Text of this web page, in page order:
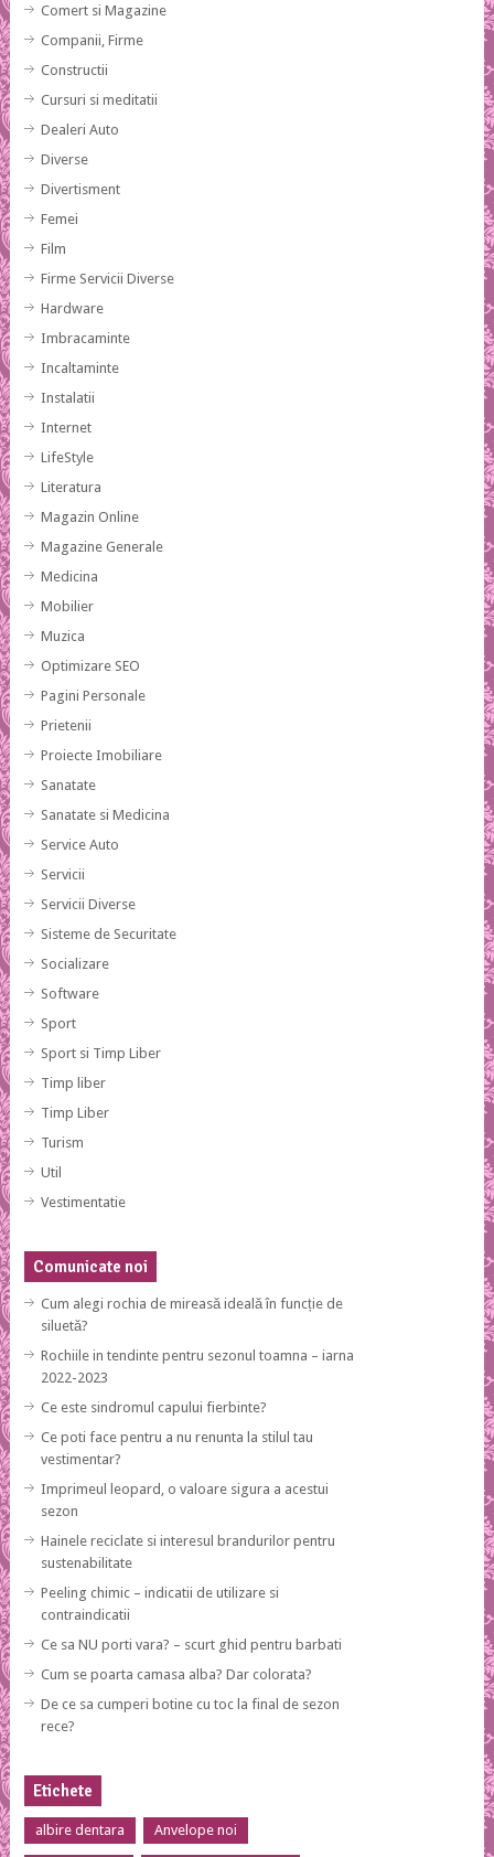
Comert si Magazine
Companii, Firme
Constructii
Cursuri si meditatii
Dealeri Auto
Diverse
Divertisment
Femei
Film
Firme Servicii Diverse
Hardware
Imbracaminte
Incaltaminte
Instalatii
Internet
LifeStyle
Literatura
Magazin Online
Magazine Generale
Medicina
Mobilier
Muzica
Optimizare SEO
Pagini Personale
Prietenii
Proiecte Imobiliare
Sanatate
Sanatate si Medicina
Service Auto
Servicii
Servicii Diverse
Sisteme de Securitate
Socializare
Software
Sport
Sport si Timp Liber
Timp liber
Timp Liber
Turism
Util
Vestimentatie
Comunicate noi
Cum alegi rochia de mireasă ideală în funcție de
siluetă?
Rochiile in tendinte pentru sezonul toamna – iarna
2022-2023
Ce este sindromul capului fierbinte?
Ce poti face pentru a nu renunta la stilul tau
vestimentar?
Imprimeul leopard, o valoare sigura a acestui
sezon
Hainele reciclate si interesul brandurilor pentru
sustenabilitate
Peeling chimic – indicatii de utilizare si
contraindicatii
Ce sa NU porti vara? – scurt ghid pentru barbati
Cum se poarta camasa alba? Dar colorata?
De ce sa cumperi botine cu toc la final de sezon
rece?
Etichete
albire dentara Anvelope noi